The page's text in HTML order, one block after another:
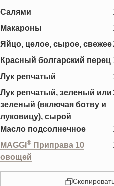
Салями
Макароны
Яйцо, целое, сырое, свежее
Красный болгарский перец
Лук репчатый
Лук репчатый, зеленый или
зеленый (включая ботву и
луковицу), сырой
Масло подсолнечное
MAGGI ® Приправа 10
овощей